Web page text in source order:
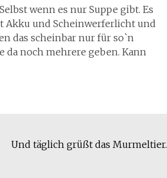
wenn es nur Suppe gibt. Es
Akku und Scheinwerferlicht und
das scheinbar nur für so`n
da noch mehrere geben. Kann
Und täglich grüßt das Murmeltier.